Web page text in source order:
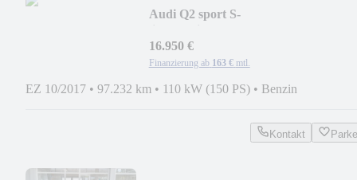
Audi Q2 sport S-
16.950 €
Finanzierung ab 163 € mtl.
EZ 10/2017 • 97.232 km • 110 kW (150 PS) • Benzin
Kontakt